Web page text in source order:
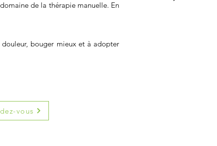
de la thérapie manuelle. En
bouger mieux et à adopter
vous